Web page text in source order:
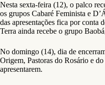
Nesta sexta-feira (12), o palco
os grupos Cabaré Feminista e
das apresentações fica por conta
Terra ainda recebe o grupo
No domingo (14), dia de
Origem, Pastoras do Rosário e
apresentarem.